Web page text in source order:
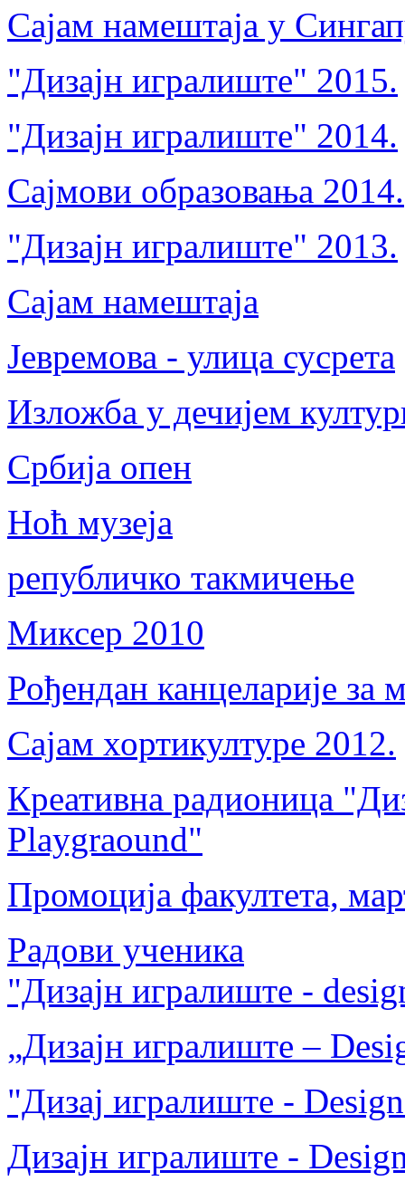
Сајам намештаја у
"Дизајн игралиште" 2015.
"Дизајн игралиште" 2014.
Сајмови образовања 2014.
"Дизајн игралиште" 2013.
Сајам намештаја
Јевремова - улица сусрета
Изложба у дечијем
Србија опен
Ноћ музеја
републичко такмичење
Миксер 2010
Рођендан канцеларије за
Сајам хортикултуре 2012.
Креативна радионица
Playgraound"
Промоција факултета,
Радови ученика
"Дизајн игралиште -
„Дизајн игралиште –
"Дизај игралиште -
Дизајн игралиште -